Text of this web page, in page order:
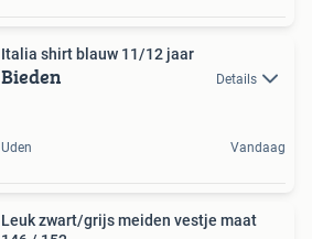
Italia shirt blauw 11/12 jaar
Bieden Details
Uden Vandaag
Leuk zwart/grijs meiden vestje maat